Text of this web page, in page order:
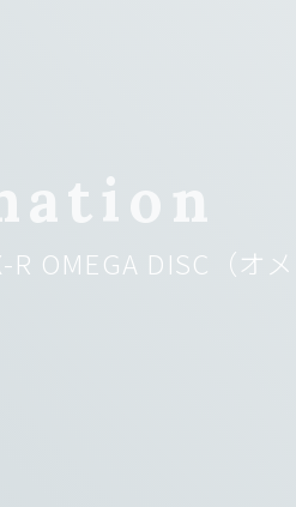
R OMEGA DISC（オメ